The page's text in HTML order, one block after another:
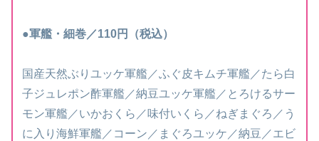
●軍艦・細巻／110円（税込）
国産天然ぶりユッケ軍艦／ふぐ皮キムチ軍艦／たら白
子ジュレポン酢軍艦／納豆ユッケ軍艦／とろけるサー
モン軍艦／いかおくら／味付いくら／ねぎまぐろ／う
に入り海鮮軍艦／コーン／まぐろユッケ／納豆／エビ